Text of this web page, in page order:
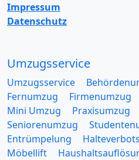
Impressum
Datenschutz
Umzugsservice
Umzugsservice
Fernumzug
Firmenumzug
Mini Umzug
Praxisumzug
Seniorenumzug
Entrümpelung
Möbellift